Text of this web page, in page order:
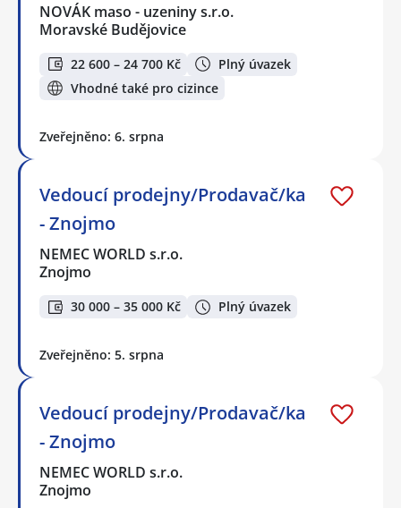
NOVÁK maso - uzeniny s.r.o.
Moravské Budějovice
22 600 – 24 700 Kč
Plný úvazek
Vhodné také pro cizince
Zveřejněno: 6. srpna
Vedoucí prodejny/Prodavač/ka
- Znojmo
NEMEC WORLD s.r.o.
Znojmo
30 000 – 35 000 Kč Plný úvazek
Zveřejněno: 5. srpna
Vedoucí prodejny/Prodavač/ka
- Znojmo
NEMEC WORLD s.r.o.
Znojmo